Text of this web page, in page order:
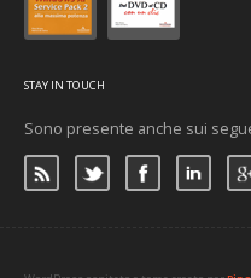
STAY IN TOUCH
Sono presente anche sui